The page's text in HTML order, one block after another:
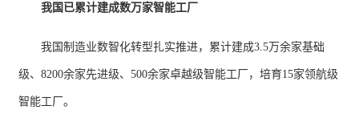
我国已累计建成数万家智能工厂
我国制造业数智化转型扎实推进，累计建成3.5万余家基础
级、8200余家先进级、500余家卓越级智能工厂，培育15家领航级
智能工厂。